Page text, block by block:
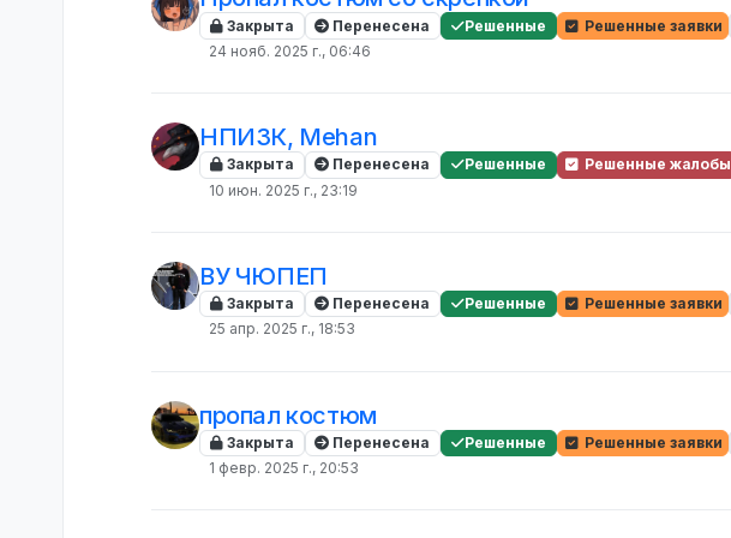
Закрыта Перенесена Решенные Решенные заявки
24 нояб. 2025 г., 06:46
НПИЗК, Mehan
Закрыта Перенесена Решенные Решенные жалобы
10 июн. 2025 г., 23:19
ВУ ЧЮПЕП
Закрыта Перенесена Решенные Решенные заявки
25 апр. 2025 г., 18:53
пропал костюм
Закрыта Перенесена Решенные Решенные заявки
1 февр. 2025 г., 20:53